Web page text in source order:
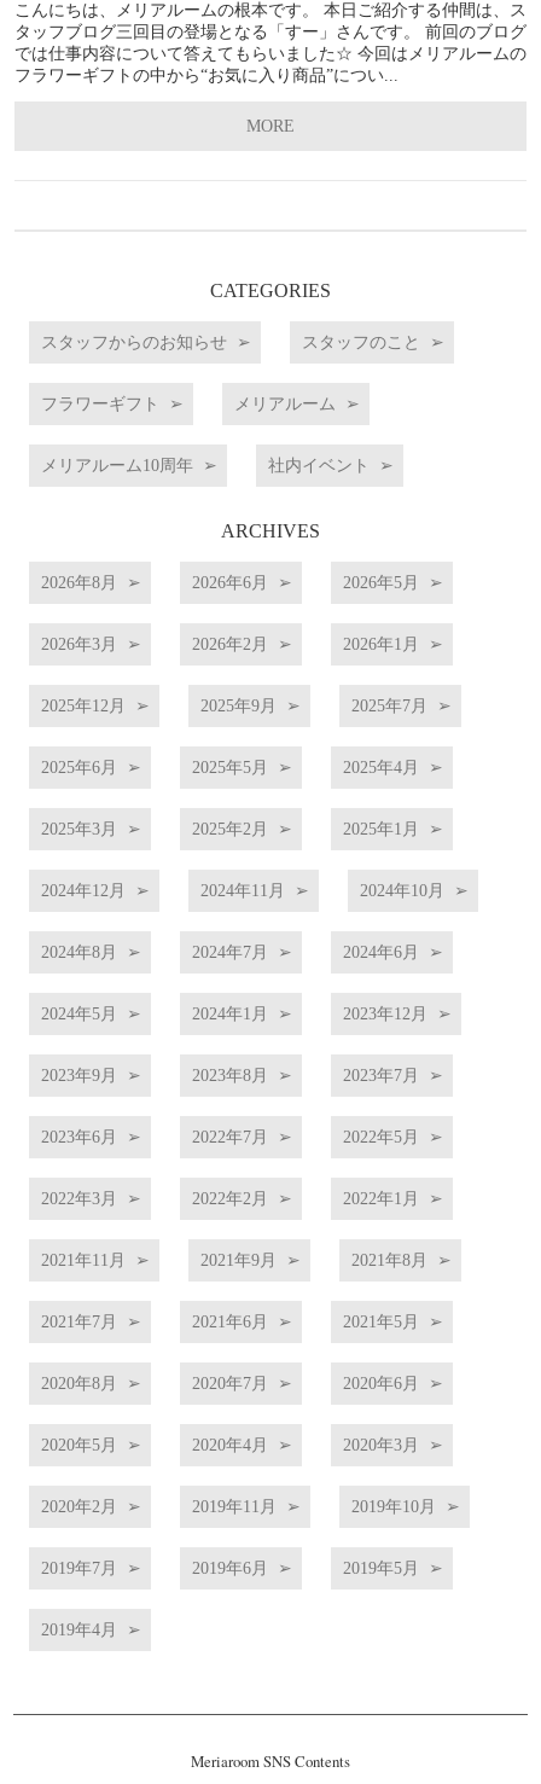
こんにちは、メリアルームの根本です。 本日ご紹介する仲間は、ス
タッフブログ三回目の登場となる「すー」さんです。 前回のブログ
では仕事内容について答えてもらいました☆ 今回はメリアルームの
フラワーギフトの中から“お気に入り商品”につい...
MORE
CATEGORIES
スタッフからのお知らせ スタッフのこと
フラワーギフト メリアルーム
メリアルーム10周年 社内イベント
ARCHIVES
2026年8月 2026年6月 2026年5月
2026年3月 2026年2月 2026年1月
2025年12月 2025年9月 2025年7月
2025年6月 2025年5月 2025年4月
2025年3月 2025年2月 2025年1月
2024年12月 2024年11月 2024年10月
2024年8月 2024年7月 2024年6月
2024年5月 2024年1月 2023年12月
2023年9月 2023年8月 2023年7月
2023年6月 2022年7月 2022年5月
2022年3月 2022年2月 2022年1月
2021年11月 2021年9月 2021年8月
2021年7月 2021年6月 2021年5月
2020年8月 2020年7月 2020年6月
2020年5月 2020年4月 2020年3月
2020年2月 2019年11月 2019年10月
2019年7月 2019年6月 2019年5月
2019年4月
Meriaroom SNS Contents